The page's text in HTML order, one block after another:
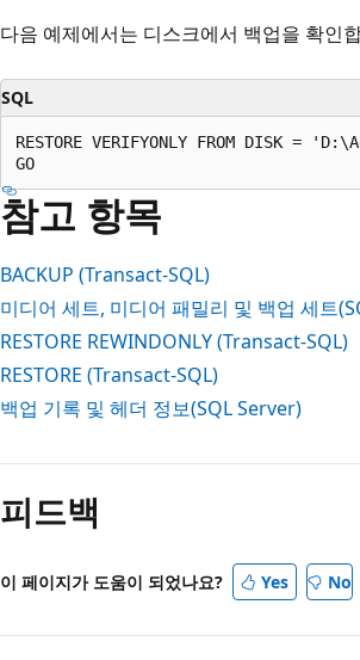
다음 예제에서는 디스크에서 백업을 확인
SQL
RESTORE VERIFYONLY FROM DISK =
참고 항목
BACKUP (Transact-SQL)
미디어 세트, 미디어 패밀리 및 백업 세트
RESTORE REWINDONLY (Transact-SQL)
RESTORE (Transact-SQL)
백업 기록 및 헤더 정보(SQL Server)
피드백
이 페이지가 도움이 되었나요? Yes No